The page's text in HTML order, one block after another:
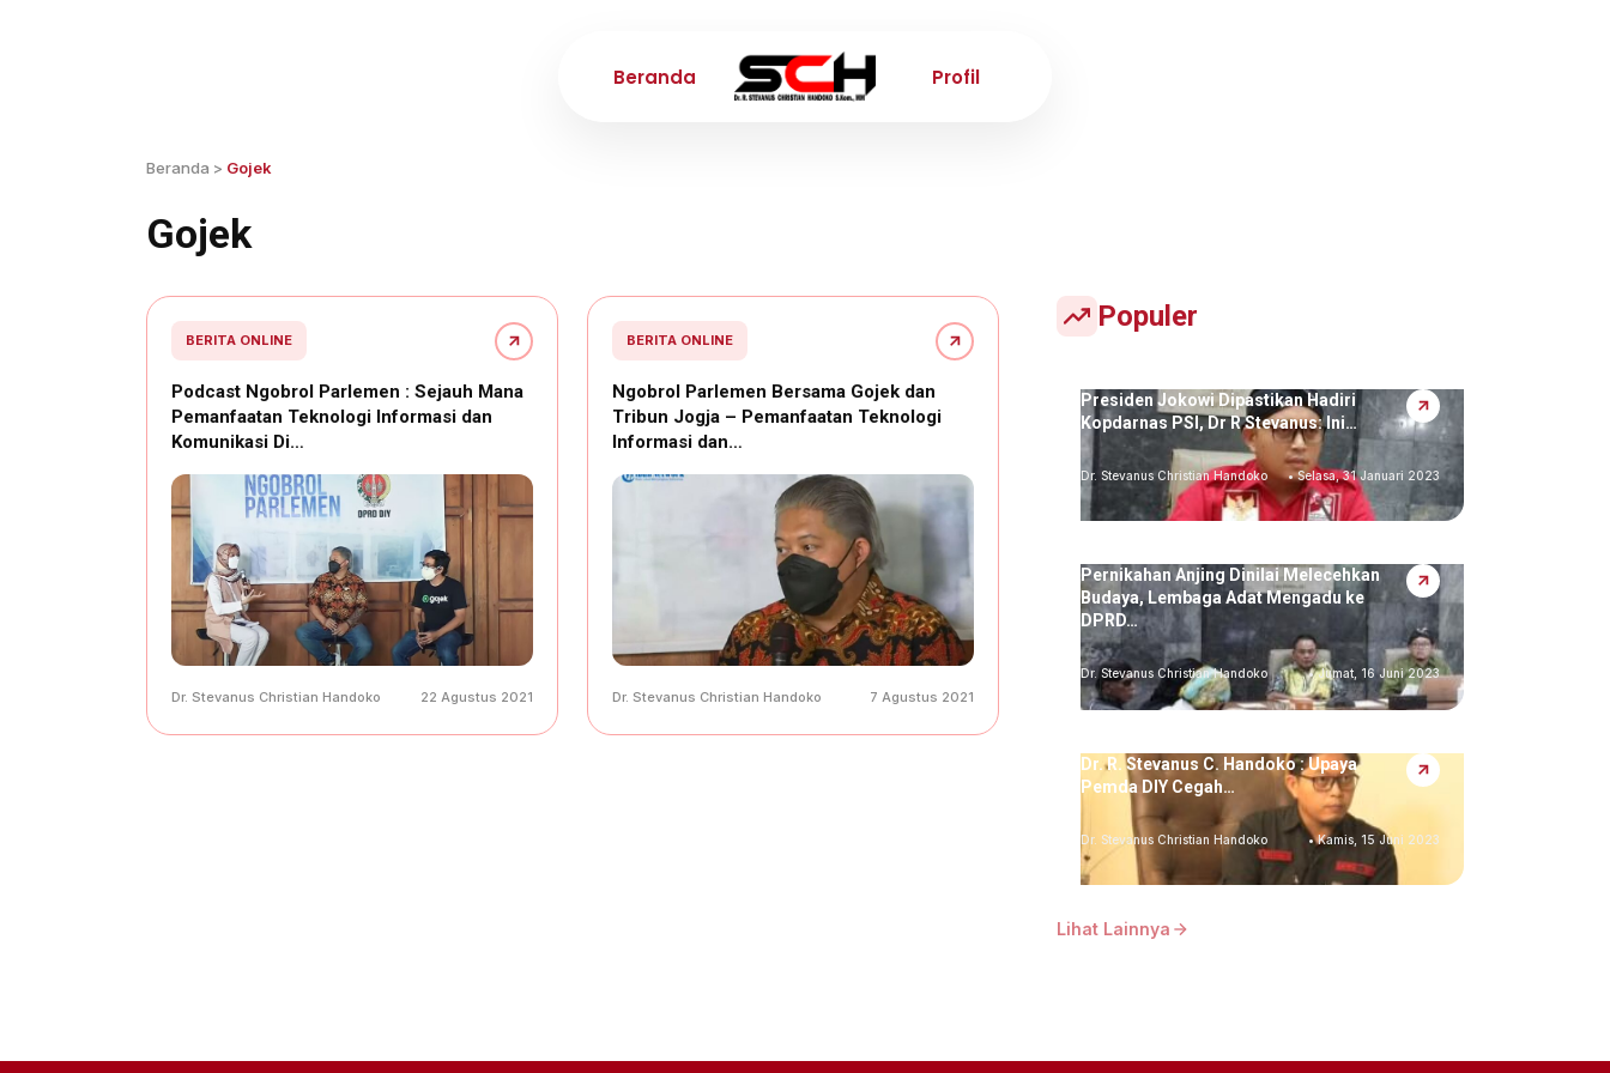
Beranda Profil
Beranda > Gojek
Gojek
BERITA ONLINE
Podcast Ngobrol Parlemen : Sejauh Mana
Pemanfaatan Teknologi Informasi dan
Komunikasi Di…
Dr. Stevanus Christian Handoko 22 Agustus 2021
BERITA ONLINE
Ngobrol Parlemen Bersama Gojek dan
Tribun Jogja – Pemanfaatan Teknologi
Informasi dan…
Dr. Stevanus Christian Handoko 7 Agustus 2021
Populer
Presiden Jokowi Dipastikan Hadiri
Kopdarnas PSI, Dr R Stevanus: Ini…
Dr. Stevanus Christian Handoko • Selasa, 31 Januari 2023
Pernikahan Anjing Dinilai Melecehkan
Budaya, Lembaga Adat Mengadu ke
DPRD…
Dr. Stevanus Christian Handoko • Jumat, 16 Juni 2023
Dr. R. Stevanus C. Handoko : Upaya
Pemda DIY Cegah…
Dr. Stevanus Christian Handoko • Kamis, 15 Juni 2023
Lihat Lainnya